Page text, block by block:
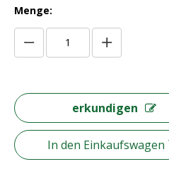
Menge:
erkundigen
In den Einkaufswagen